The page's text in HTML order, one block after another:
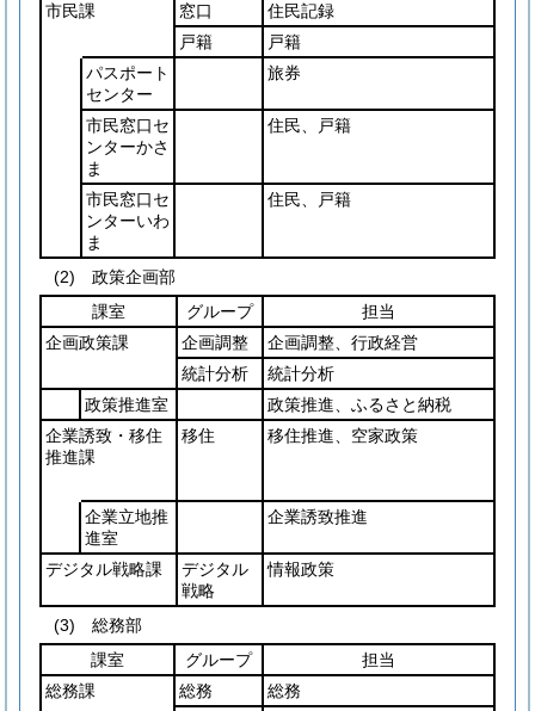
市民課
窓口
住民記録
戸籍
戸籍
パスポート
センター
旅券
市民窓口セ
ンターかさ
ま
住民、戸籍
市民窓口セ
ンターいわ
ま
住民、戸籍
(2)
政策企画部
課室
グループ
担当
企画政策課
企画調整
企画調整、行政経営
統計分析
統計分析
政策推進室
政策推進、ふるさと納税
企業誘致・移住
推進課
移住 移住推進、空家政策
企業立地推
進室
企業誘致推進
デジタル戦略課
デジタル
戦略
情報政策
(3)
総務部
課室
グループ
担当
総務課
総務
総務